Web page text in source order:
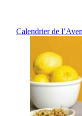
Calendrier de